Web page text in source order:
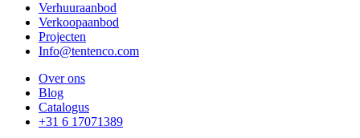
Verhuuraanbod
Verkoopaanbod
Projecten
Info@tentenco.com
Over ons
Blog
Catalogus
+31 6 17071389